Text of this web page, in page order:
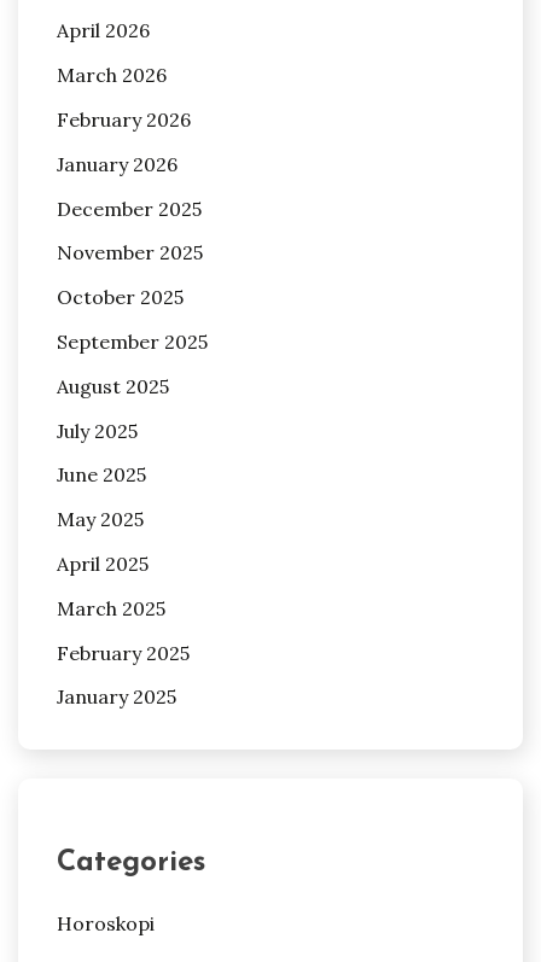
April 2026
March 2026
February 2026
January 2026
December 2025
November 2025
October 2025
September 2025
August 2025
July 2025
June 2025
May 2025
April 2025
March 2025
February 2025
January 2025
Categories
Horoskopi